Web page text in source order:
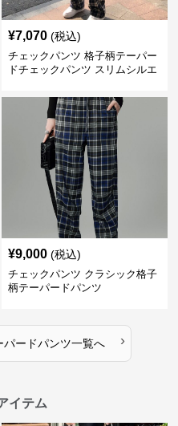
¥7,070 (税込)
チェックパンツ 格子柄テーパー
ドチェックパンツ スリムシルエ
¥9,000 (税込)
チェックパンツ クラシック格子
柄テーパードパンツ
パードパンツ一覧へ ›
イテム